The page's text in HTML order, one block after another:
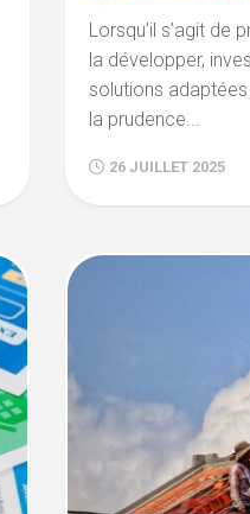
Lorsqu’il s’agit de
la développer,
solutions adaptées
la prudence...
26 JUILLET 2025